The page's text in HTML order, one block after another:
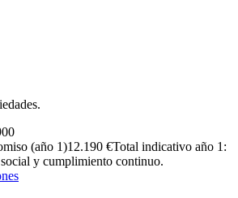
(año 1)12.190 €Total indicativo año 1:
y cumplimiento continuo.